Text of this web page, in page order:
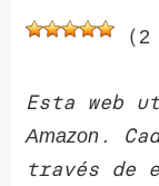
( 2
Esta web
Amazon .
través de